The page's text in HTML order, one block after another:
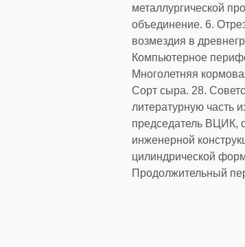
металлургической
объединение. 6.
возмездия в
Компьютерное
Многолетняя
Сорт сыра. 28.
литературную часть
председатель ВЦИК,
инженерной
цилиндрической
Продолжительный